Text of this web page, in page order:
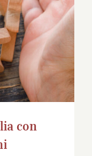
con